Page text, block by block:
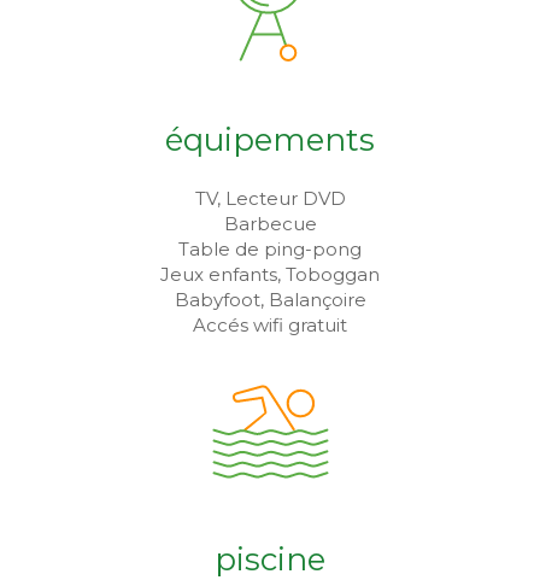
équipements
TV, Lecteur DVD
Barbecue
Table de ping-pong
Jeux enfants, Toboggan
Babyfoot, Balançoire
Accés wifi gratuit
piscine